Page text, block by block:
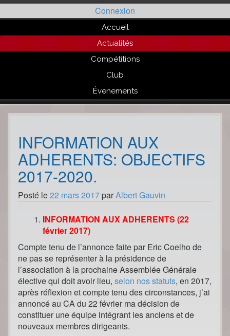
Passer
au
Connexion
Accueil
Actualités
Compétitions
Club
Évenements
INFORMATION AUX
ADHERENTS: OBJECTIFS
2017-2020.
Posté le22 mars 2017 parAlbert Gauvin
INFORMATION AUX ADHERENTS (22
février 2017)
Compte tenu de l’annonce faite par Eric Coelho de
ne pas se représenter à la présidence de
l’association à la prochaine Assemblée Générale
élective qui doit avoir lieu, selon nos statuts, en 2017,
après réflexion et compte tenu des circonstances, j’ai
annoncé au CA du 22 février ma décision de
constituer une équipe intégrant les anciens et de
nouveaux membres dirigeants.